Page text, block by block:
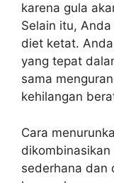
karena gula
Selain itu,
diet ketat.
yang tepat
sama
kehilangan
Cara
sederhana dan